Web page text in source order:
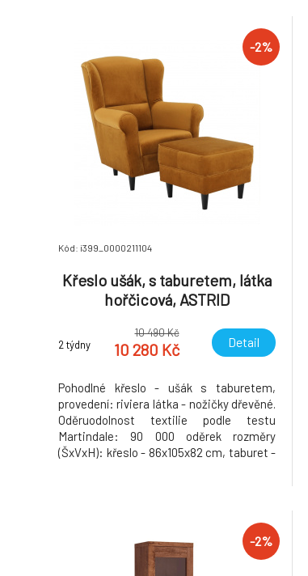
-2%
Kód: i399_0000211104
Křeslo ušák, s taburetem, látka
hořčicová, ASTRID
2 týdny
10 490 Kč
10 280 Kč Detail
Pohodlné křeslo - ušák s taburetem,
provedení: riviera látka - nožičky dřevěné.
Oděruodolnost textilie podle testu
Martindale: 90 000 oděrek rozměry
(ŠxVxH): křeslo - 86x105x82 cm, taburet -
-2%